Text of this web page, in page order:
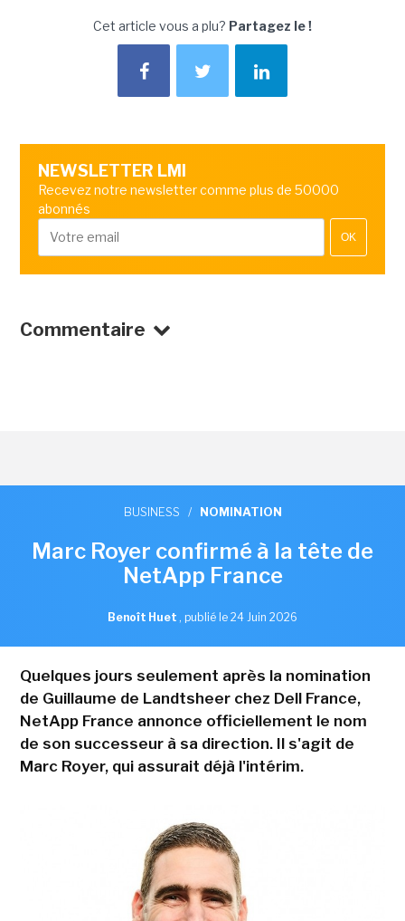
Cet article vous a plu? Partagez le !
NEWSLETTER LMI
Recevez notre newsletter comme plus de 50000
abonnés
OK
Commentaire
BUSINESS / NOMINATION
Marc Royer confirmé à la tête de
NetApp France
Benoît Huet , publié le 24 Juin 2026
Quelques jours seulement après la nomination
de Guillaume de Landtsheer chez Dell France,
NetApp France annonce officiellement le nom
de son successeur à sa direction. Il s'agit de
Marc Royer, qui assurait déjà l'intérim.